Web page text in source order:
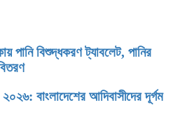
পানি বিশুদ্ধকরণ ট্যাবলেট, পানির
বাংলাদেশের আদিবাসীদের দূর্গম